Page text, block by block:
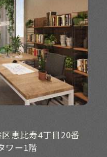
恵比寿4丁目20番
ワー1階